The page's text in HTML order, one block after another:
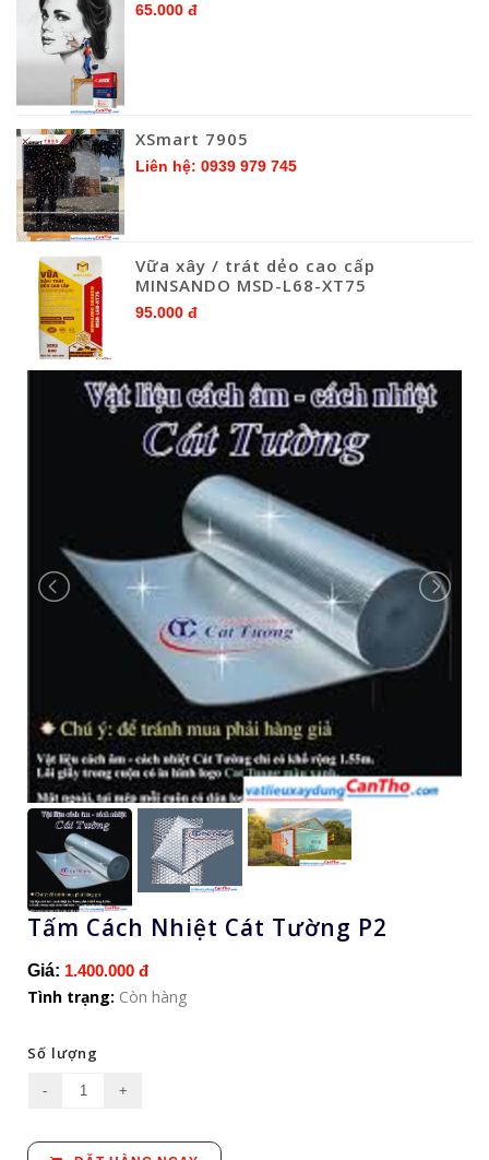
65.000 đ
XSmart 7905
Liên hệ: 0939 979 745
Vữa xây / trát dẻo cao cấp
MINSANDO MSD-L68-XT75
95.000 đ
Tấm Cách Nhiệt Cát Tường P2
Giá: 1.400.000 đ
Tình trạng: Còn hàng
Số lượng